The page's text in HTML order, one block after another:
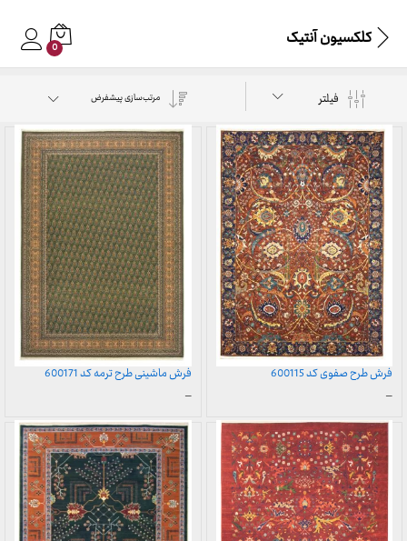
کلکسیون آنتیک 0
فیلتر مرتب‌سازی پیشفرض
فرش طرح صفوی کد 600115
–محدوده
899,000 تومان
تا
23,999,000 تومان
فرش ماشینی طرح ترمه کد 600171
–محدوده
899,000 تومان
تا
23,999,000 تومان